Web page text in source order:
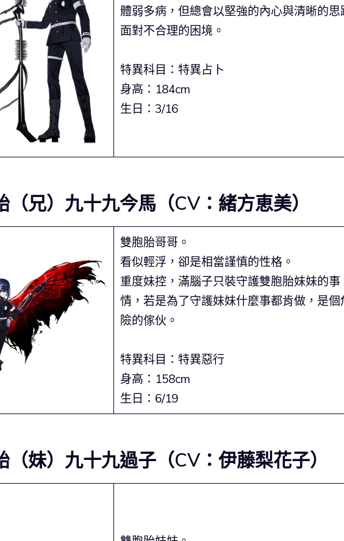
體弱多病，但總會以堅強的內心與清晰的思
面對不合理的困境。
特異科目：特異占卜
身高：184cm
生日：3/16
兄）九十九今馬（CV：緒方恵美）
雙胞胎哥哥。
看似輕浮，卻是相當謹慎的性格。
重度妹控，滿腦子只裝守護雙胞胎妹妹的事
情，若是為了守護妹妹什麼事都肯做，是個
險的傢伙。
特異科目：特異惡行
身高：158cm
生日：6/19
妹）九十九過子（CV：伊藤梨花子）